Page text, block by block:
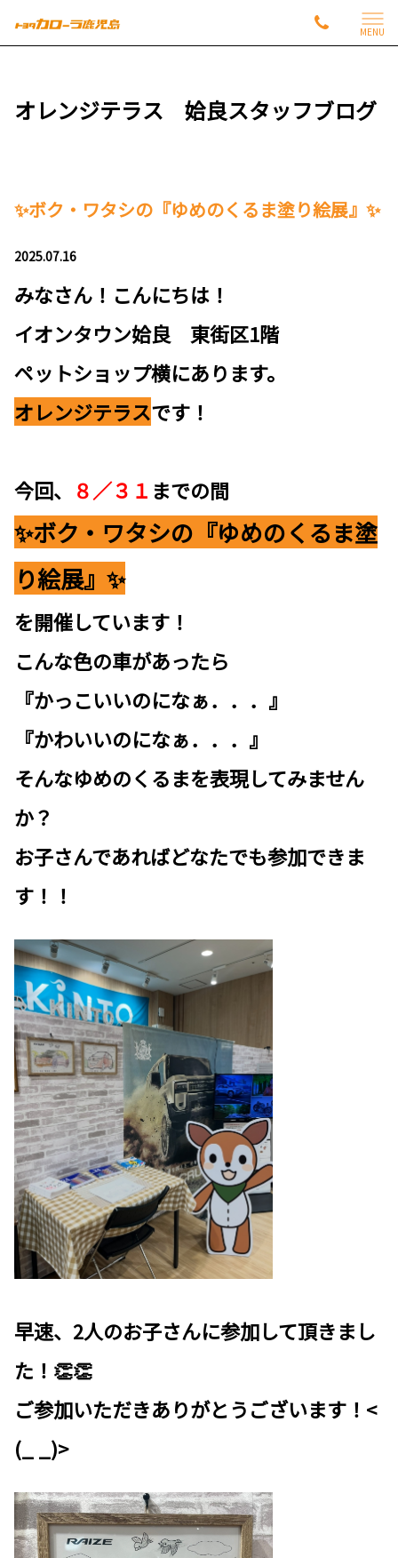
MENU
オレンジテラス 姶良スタッフブログ
✨ボク・ワタシの『ゆめのくるま塗り絵展』✨
2025.07.16
みなさん！こんにちは！
イオンタウン姶良 東街区1階
ペットショップ横にあります。
オレンジテラスです！
今回、 ８／３１ までの間
✨ボク・ワタシの『ゆめのくるま塗
り絵展』✨
を開催しています！
こんな色の車があったら
『かっこいいのになぁ．．．』
『かわいいのになぁ．．．』
そんなゆめのくるまを表現してみません
か？
お子さんであればどなたでも参加できま
す！！
早速、2人のお子さんに参加して頂きまし
た！👏👏
ご参加いただきありがとうございます！<
(_ _)>